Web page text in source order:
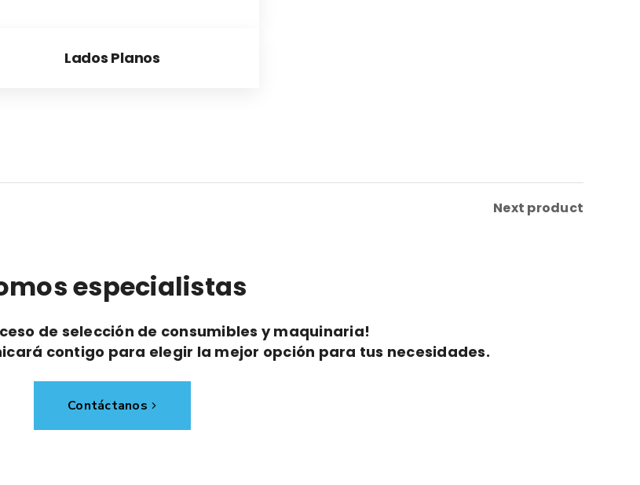
Lados Planos
Next product
especialistas
de selección de consumibles y maquinaria!
contigo para elegir la mejor opción para tus necesidades.
Contáctanos